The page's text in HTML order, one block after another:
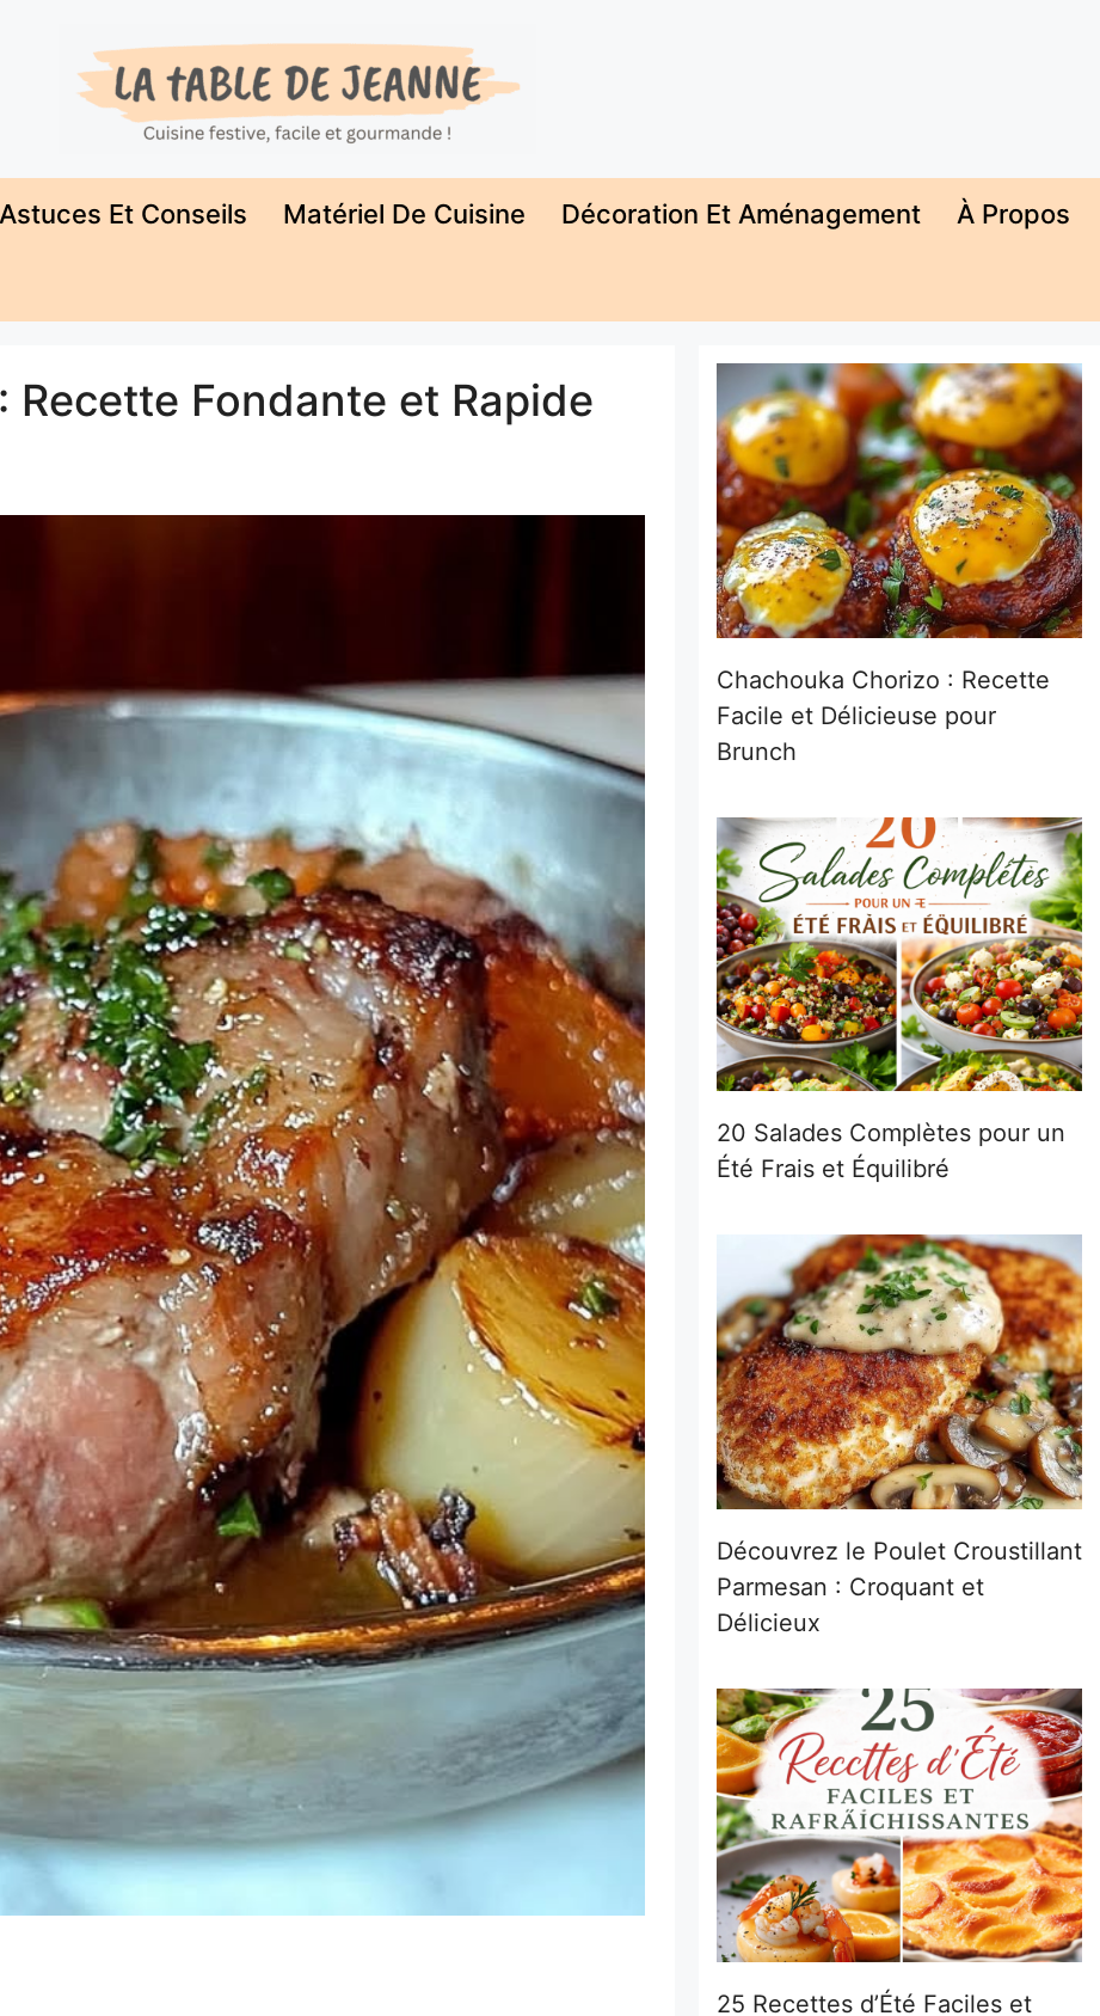
Astuces Et Conseils Matériel De Cuisine Décoration Et Aménagement À Propos
Fondante et Rapide
Chachouka Chorizo : Recette
Facile et Délicieuse pour
Brunch
20 Salades Complètes pour un
Été Frais et Équilibré
Découvrez le Poulet Croustillant
Parmesan : Croquant et
Délicieux
25 Recettes d’Été Faciles et